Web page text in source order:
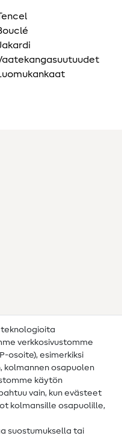
verkkosivustomme
osoite), esimerkiksi
kolmannen osapuolen
käytön
vain, kun evästeet
kolmansille osapuolille,
suostumuksella tai